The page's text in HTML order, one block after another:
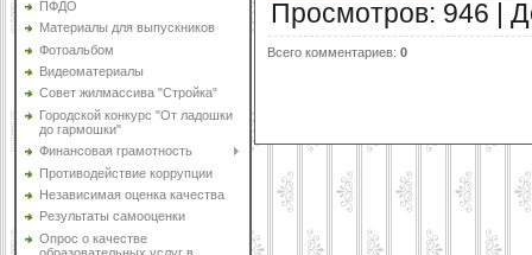
ПФДО
Материалы для выпускников
Фотоальбом
Видеоматериалы
Совет жилмассива "Стройка"
Городской конкурс "От ладошки
до гармошки"
Финансовая грамотность
Противодействие коррупции
Независимая оценка качества
Результаты самооценки
Опрос о качестве
Просмотров: 946
Всего комментариев: 0